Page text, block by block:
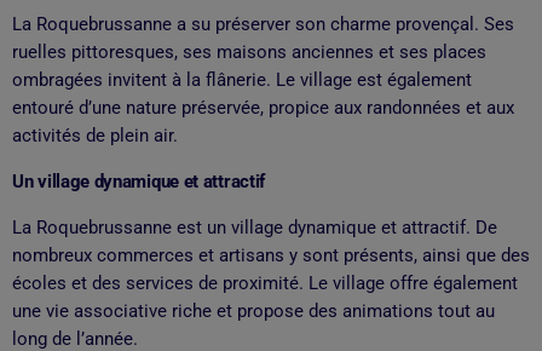
La Roquebrussanne a su préserver son charme provençal. Ses
ruelles pittoresques, ses maisons anciennes et ses places
ombragées invitent à la flânerie. Le village est également
entouré d’une nature préservée, propice aux randonnées et aux
activités de plein air.
Un village dynamique et attractif
La Roquebrussanne est un village dynamique et attractif. De
nombreux commerces et artisans y sont présents, ainsi que des
écoles et des services de proximité. Le village offre également
une vie associative riche et propose des animations tout au
long de l’année.